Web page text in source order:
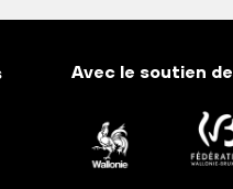
Avec le soutien de